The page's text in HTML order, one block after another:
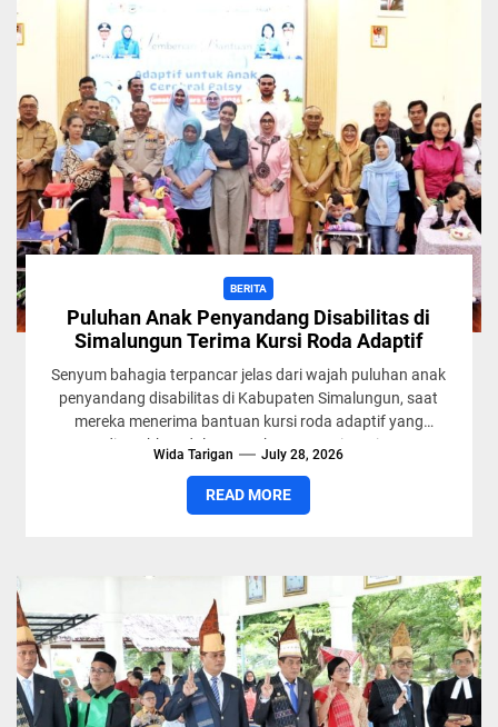
BERITA
Puluhan Anak Penyandang Disabilitas di
Simalungun Terima Kursi Roda Adaptif
Senyum bahagia terpancar jelas dari wajah puluhan anak
penyandang disabilitas di Kabupaten Simalungun, saat
mereka menerima bantuan kursi roda adaptif yang
diserahkan dalam rangka memperingati...
Wida Tarigan July 28, 2026
READ MORE